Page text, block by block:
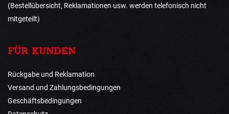
(Bestellübersicht, Reklamationen usw. werden telefonisch nicht
mitgeteilt)
FÜR KUNDEN
Rückgabe und Reklamation
Versand und Zahlungsbedingungen
Geschäftsbedingungen